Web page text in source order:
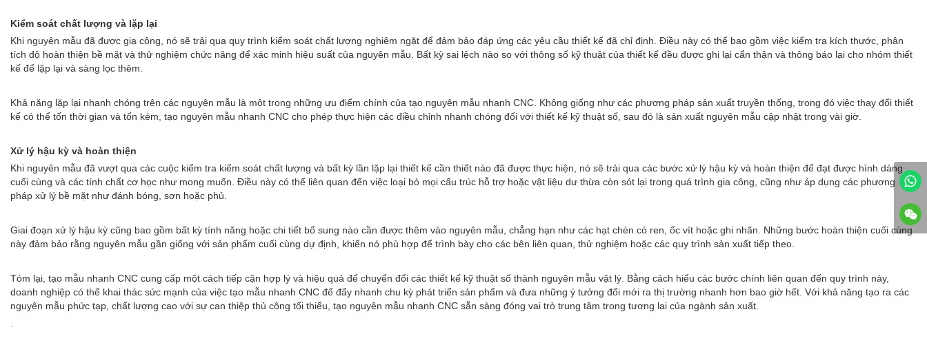
Kiểm soát chất lượng và lặp lại
Khi nguyên mẫu đã được gia công, nó sẽ trải qua quy trình kiểm soát chất lượng nghiêm ngặt để đảm bảo đáp ứng các yêu cầu thiết kế đã chỉ định. Điều này có thể bao gồm việc kiểm tra kích thước, phân
tích độ hoàn thiện bề mặt và thử nghiệm chức năng để xác minh hiệu suất của nguyên mẫu. Bất kỳ sai lệch nào so với thông số kỹ thuật của thiết kế đều được ghi lại cẩn thận và thông báo lại cho nhóm thiết
kế để lặp lại và sàng lọc thêm.
Khả năng lặp lại nhanh chóng trên các nguyên mẫu là một trong những ưu điểm chính của tạo nguyên mẫu nhanh CNC. Không giống như các phương pháp sản xuất truyền thống, trong đó việc thay đổi thiết
kế có thể tốn thời gian và tốn kém, tạo nguyên mẫu nhanh CNC cho phép thực hiện các điều chỉnh nhanh chóng đối với thiết kế kỹ thuật số, sau đó là sản xuất nguyên mẫu cập nhật trong vài giờ.
Xử lý hậu kỳ và hoàn thiện
Khi nguyên mẫu đã vượt qua các cuộc kiểm tra kiểm soát chất lượng và bất kỳ lần lặp lại thiết kế cần thiết nào đã được thực hiện, nó sẽ trải qua các bước xử lý hậu kỳ và hoàn thiện để đạt được hình dáng
cuối cùng và các tính chất cơ học như mong muốn. Điều này có thể liên quan đến việc loại bỏ mọi cấu trúc hỗ trợ hoặc vật liệu dư thừa còn sót lại trong quá trình gia công, cũng như áp dụng các phương
pháp xử lý bề mặt như đánh bóng, sơn hoặc phủ.
Giai đoạn xử lý hậu kỳ cũng bao gồm bất kỳ tính năng hoặc chi tiết bổ sung nào cần được thêm vào nguyên mẫu, chẳng hạn như các hạt chèn có ren, ốc vít hoặc ghi nhãn. Những bước hoàn thiện cuối cùng
này đảm bảo rằng nguyên mẫu gần giống với sản phẩm cuối cùng dự định, khiến nó phù hợp để trình bày cho các bên liên quan, thử nghiệm hoặc các quy trình sản xuất tiếp theo.
Tóm lại, tạo mẫu nhanh CNC cung cấp một cách tiếp cận hợp lý và hiệu quả để chuyển đổi các thiết kế kỹ thuật số thành nguyên mẫu vật lý. Bằng cách hiểu các bước chính liên quan đến quy trình này,
doanh nghiệp có thể khai thác sức mạnh của việc tạo mẫu nhanh CNC để đẩy nhanh chu kỳ phát triển sản phẩm và đưa những ý tưởng đổi mới ra thị trường nhanh hơn bao giờ hết. Với khả năng tạo ra các
nguyên mẫu phức tạp, chất lượng cao với sự can thiệp thủ công tối thiểu, tạo nguyên mẫu nhanh CNC sẵn sàng đóng vai trò trung tâm trong tương lai của ngành sản xuất.